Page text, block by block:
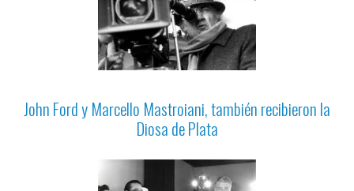
John Ford y Marcello Mastroiani, también recibieron la
Diosa de Plata